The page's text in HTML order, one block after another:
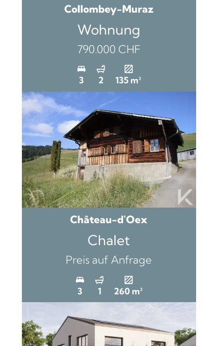
Collombey-Muraz
Wohnung
790.000 CHF
3 2 135 m²
Château-d'Oex
Chalet
Preis auf Anfrage
3 1 260 m²